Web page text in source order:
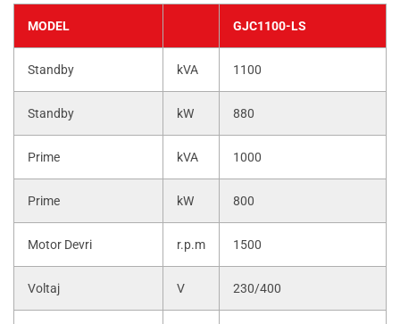
MODEL GJC1100-LS
Standby kVA 1100
Standby kW 880
Prime kVA 1000
Prime kW 800
Motor Devri r.p.m 1500
Voltaj V 230/400